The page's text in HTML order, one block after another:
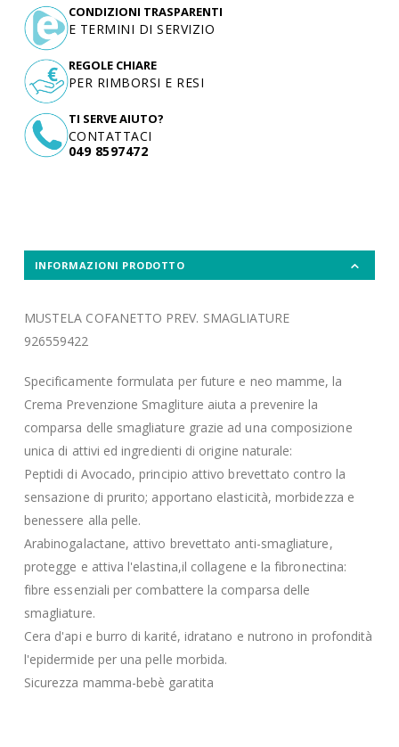
TI SERVE AIUTO?
CONTATTACI
049 8597472
CONDIZIONI TRASPARENTI
E TERMINI DI SERVIZIO
REGOLE CHIARE
PER RIMBORSI E RESI
INFORMAZIONI PRODOTTO
MUSTELA COFANETTO PREV. SMAGLIATURE
926559422
Specificamente formulata per future e neo mamme, la
Crema Prevenzione Smagliture aiuta a prevenire la
comparsa delle smagliature grazie ad una composizione
unica di attivi ed ingredienti di origine naturale:
Peptidi di Avocado, principio attivo brevettato contro la
sensazione di prurito; apportano elasticità, morbidezza e
benessere alla pelle.
Arabinogalactane, attivo brevettato anti-smagliature,
protegge e attiva l'elastina,il collagene e la fibronectina:
fibre essenziali per combattere la comparsa delle
smagliature.
Cera d'api e burro di karité, idratano e nutrono in profondità
l'epidermide per una pelle morbida.
Sicurezza mamma-bebè garatita